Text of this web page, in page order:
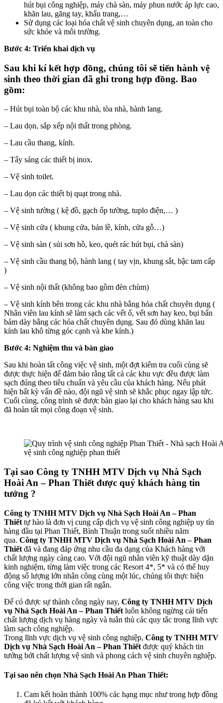
hút bụi công nghiệp, máy chà sàn, máy phun nước áp lực cao,
khăn lau, găng tay, khẩu trang,…
Sử dụng các loại hóa chất vệ sinh chuyên dụng, an toàn cho
sức khỏe và môi trường.
Bước 4: Triển khai dịch vụ
Sau khi kí kết hợp đồng, chúng tôi sẽ tiến hành vệ
sinh theo thời gian đã ghi trong hợp đồng. Bao
gồm:
– Hút bụi toàn bộ các khu nhà, tòa nhà, hành lang.
– Lau dọn, sắp xếp nội thất trong phòng.
– Lau cầu thang, kính.
– Tẩy sáng các thiết bị inox.
– Vệ sinh toilet.
– Lau dọn các thiết bị quạt trong nhà.
– Vệ sinh tường ( kệ đồ, gạch ốp tường, tuplo điện,… )
– Vệ sinh cửa ( khung cửa, bản lề, kính, cửa gỗ…)
– Vệ sinh sàn ( sủi sơn hồ, keo, quét rác hút bụi, chà sàn)
– Vệ sinh cầu thang bộ, hành lang ( tay vịn, khung sắt, bậc tam cấp
)
– Vệ sinh nội thất (không bao gồm đèn chùm)
– Vệ sinh kính bên trong các khu nhà bằng hóa chất chuyên dụng (
Nhân viên lau kính sẽ làm sạch các vết ố, vết sơn hay keo, bụi bẩn
bám dày bằng các hóa chất chuyên dụng. Sau đó dùng khăn lau
kính lau khô từng góc cạnh và khe kính.)
Bước 4: Nghiệm thu và bàn giao
Sau khi hoàn tất công việc vệ sinh, một đợt kiểm tra cuối cùng sẽ
được thực hiện để đảm bảo rằng tất cả các khu vực đều được làm
sạch đúng theo tiêu chuẩn và yêu cầu của khách hàng. Nếu phát
hiện bất kỳ vấn đề nào, đội ngũ vệ sinh sẽ khắc phục ngay lập tức.
Cuối cùng, công trình sẽ được bàn giao lại cho khách hàng sau khi
đã hoàn tất mọi công đoạn vệ sinh.
vệ sinh công nghiệp phan thiết
Tại sao Công ty TNHH MTV Dịch vụ Nhà Sạch
Hoài An – Phan Thiết được quý khách hàng tin
tưởng ?
Công ty TNHH MTV Dịch vụ Nhà Sạch Hoài An – Phan
Thiết tự hào là đơn vị cung cấp dịch vụ vệ sinh công nghiệp uy tín
hàng đầu tại Phan Thiết, Bình Thuận trong suốt nhiều năm
qua. Công ty TNHH MTV Dịch vụ Nhà Sạch Hoài An – Phan
Thiết đã và đang đáp ứng nhu cầu đa dạng của Khách hàng với
chất lượng ngày càng cao. Với đội ngũ nhân viên kỹ thuật dày dặn
kinh nghiệm, từng làm việc trong các Resort 4*, 5* và có thể huy
động số lượng lớn nhân công cùng một lúc, chúng tôi thực hiện
công việc trong thời gian rất ngắn.
Để có được sự thành công ngày nay, Công ty TNHH MTV Dịch
vụ Nhà Sạch Hoài An – Phan Thiết luôn không ngừng cải tiến
chất lượng dịch vụ hàng ngày và tuân thủ các quy tắc trong lĩnh vực
làm sạch công nghiệp.
Trong lĩnh vực dịch vụ vệ sinh công nghiệp, Công ty TNHH MTV
Dịch vụ Nhà Sạch Hoài An – Phan Thiết được quý khách tin
tưởng bởi chất lượng vệ sinh và phong cách vệ sinh chuyên nghiệp.
Tại sao nên chọn Nhà Sạch Hoài An Phan Thiết:
Cam kết hoàn thành 100% các hạng mục như trong hợp đồng